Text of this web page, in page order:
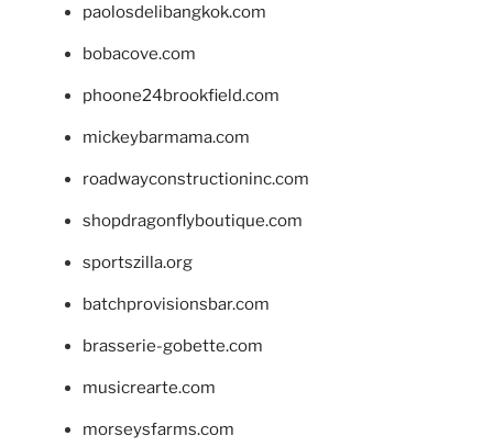
paolosdelibangkok.com
bobacove.com
phoone24brookfield.com
mickeybarmama.com
roadwayconstructioninc.com
shopdragonflyboutique.com
sportszilla.org
batchprovisionsbar.com
brasserie-gobette.com
musicrearte.com
morseysfarms.com